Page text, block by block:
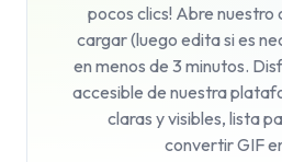
pocos clics! Abre
cargar (luego edita si es
en menos de 3 minutos.
accesible de nuestra
claras y visibles, lista
convertir GIF